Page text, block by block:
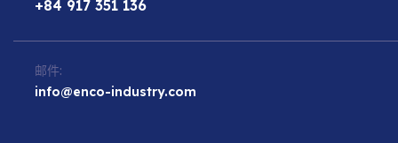
+84 917 351 136
邮件:
info@enco-industry.com